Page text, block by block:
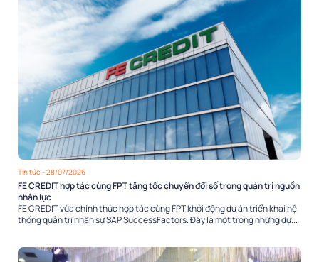
Tin tức - 28/07/2026
FE CREDIT hợp tác cùng FPT tăng tốc chuyển đổi số trong quản trị nguồn
nhân lực
FE CREDIT vừa chính thức hợp tác cùng FPT khởi động dự án triển khai hệ
thống quản trị nhân sự SAP SuccessFactors. Đây là một trong những dự...